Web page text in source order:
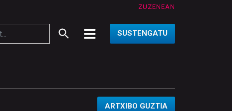
ZUZENEAN
SUSTENGATU
ARTXIBO GUZTIA